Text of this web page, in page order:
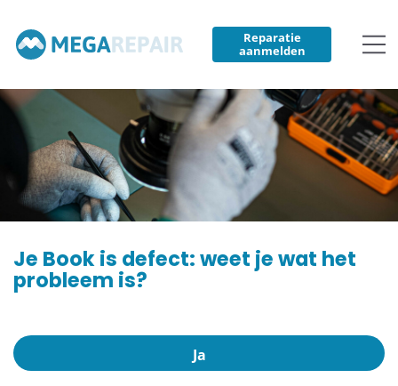
Reparatie
aanmelden
Je Book is defect: weet je wat het
probleem is?
Ja